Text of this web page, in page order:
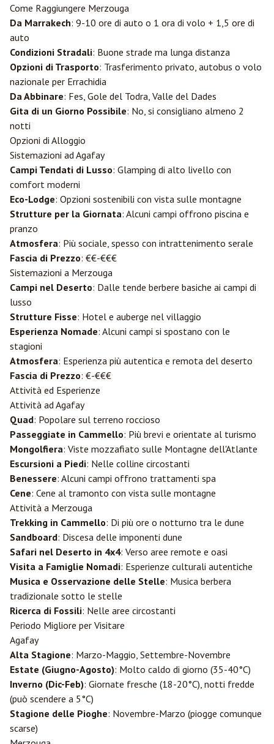
Come Raggiungere Merzouga
Da Marrakech: 9-10 ore di auto o 1 ora di volo + 1,5 ore di
auto
Condizioni Stradali: Buone strade ma lunga distanza
Opzioni di Trasporto: Trasferimento privato, autobus o volo
nazionale per Errachidia
Da Abbinare: Fes, Gole del Todra, Valle del Dades
Gita di un Giorno Possibile: No, si consigliano almeno 2
notti
Opzioni di Alloggio
Sistemazioni ad Agafay
Campi Tendati di Lusso: Glamping di alto livello con
comfort moderni
Eco-Lodge: Opzioni sostenibili con vista sulle montagne
Strutture per la Giornata: Alcuni campi offrono piscina e
pranzo
Atmosfera: Più sociale, spesso con intrattenimento serale
Fascia di Prezzo: €€-€€€
Sistemazioni a Merzouga
Campi nel Deserto: Dalle tende berbere basiche ai campi di
lusso
Strutture Fisse: Hotel e auberge nel villaggio
Esperienza Nomade: Alcuni campi si spostano con le
stagioni
Atmosfera: Esperienza più autentica e remota del deserto
Fascia di Prezzo: €-€€€
Attività ed Esperienze
Attività ad Agafay
Quad: Popolare sul terreno roccioso
Passeggiate in Cammello: Più brevi e orientate al turismo
Mongolfiera: Viste mozzafiato sulle Montagne dell'Atlante
Escursioni a Piedi: Nelle colline circostanti
Benessere: Alcuni campi offrono trattamenti spa
Cene: Cene al tramonto con vista sulle montagne
Attività a Merzouga
Trekking in Cammello: Di più ore o notturno tra le dune
Sandboard: Discesa delle imponenti dune
Safari nel Deserto in 4x4: Verso aree remote e oasi
Visita a Famiglie Nomadi: Esperienze culturali autentiche
Musica e Osservazione delle Stelle: Musica berbera
tradizionale sotto le stelle
Ricerca di Fossili: Nelle aree circostanti
Periodo Migliore per Visitare
Agafay
Alta Stagione: Marzo-Maggio, Settembre-Novembre
Estate (Giugno-Agosto): Molto caldo di giorno (35-40°C)
Inverno (Dic-Feb): Giornate fresche (18-20°C), notti fredde
(può scendere a 5°C)
Stagione delle Pioghe: Novembre-Marzo (piogge comunque
scarse)